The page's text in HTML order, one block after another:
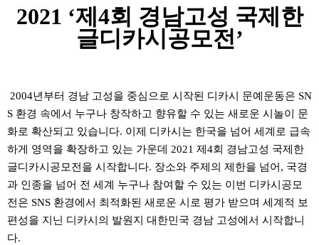
2021 ‘제4회 경남고성 국제한
글디카시공모전’
2004년부터 경남 고성을 중심으로 시작된 디카시 문예운동은 SN
S 환경 속에서 누구나 창작하고 향유할 수 있는 새로운 시놀이 문
화로 확산되고 있습니다. 이제 디카시는 한국을 넘어 세계로 급속
하게 영역을 확장하고 있는 가운데 2021 제4회 경남고성 국제한
글디카시공모전을 시작합니다. 장소와 주제의 제한을 넘어, 국경
과 인종을 넘어 전 세계 누구나 참여할 수 있는 이번 디카시공모
전은 SNS 환경에서 최적화된 새로운 시로 평가 받으며 세계적 보
편성을 지닌 디카시의 발원지 대한민국 경남 고성에서 시작합니
다.